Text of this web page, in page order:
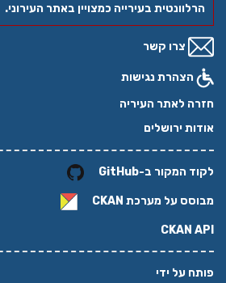
הרלוונטית בעירייה כמצויין באתר העירוני.
צרו קשר
הצהרת נגישות
חזרה לאתר העיריה
אודות ירושלים
לקוד המקור ב-GitHub
מבוסס על מערכת CKAN
CKAN API
פותח על ידי